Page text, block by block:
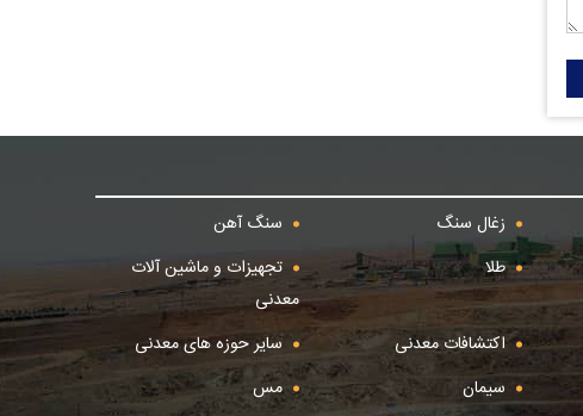
زغال سنگ
سنگ آهن
طلا
تجهیزات و ماشین آلات
معدنی
اکتشافات معدنی
سایر حوزه های معدنی
سیمان
مس